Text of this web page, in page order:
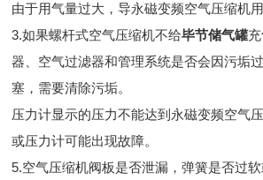
由于用气量过大，导永磁变频空气压缩机
3.如果螺杆式空气压缩机不给毕节储气罐
器、空气过滤器和管理系统是否会因污垢
塞，需要清除污垢。
压力计显示的压力不能达到永磁变频空气
或压力计可能出现故障。
5.空气压缩机阀板是否泄漏，弹簧是否过